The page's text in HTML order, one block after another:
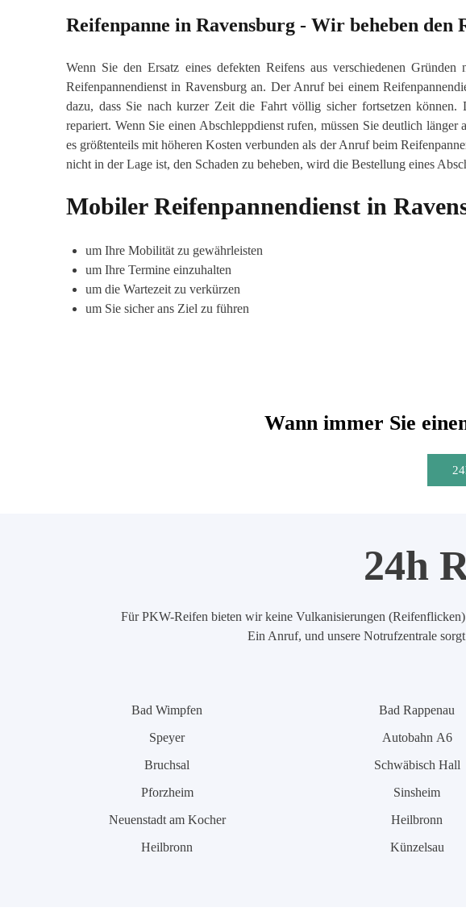
Reifenpanne in Ravensburg - Wir beheben den
Wenn Sie den Ersatz eines defekten Reifens aus verschiedenen
Reifenpannendienst in Ravensburg an. Der Anruf bei einem
dazu, dass Sie nach kurzer Zeit die Fahrt völlig sicher fortsetzen
repariert. Wenn Sie einen Abschleppdienst rufen, müssen Sie deutlich
es größtenteils mit höheren Kosten verbunden als der Anruf beim
nicht in der Lage ist, den Schaden zu beheben, wird die Bestellung eines
Mobiler Reifenpannendienst in
um Ihre Mobilität zu gewährleisten
um Ihre Termine einzuhalten
um die Wartezeit zu verkürzen
um Sie sicher ans Ziel zu führen
Wann immer Sie
24h
Für PKW-Reifen bieten wir keine Vulkanisierungen
Ein Anruf, und unsere Notrufzentrale
Bad Wimpfen
Speyer
Bruchsal
Pforzheim
Neuenstadt am Kocher
Heilbronn
Bad Rappenau
Autobahn A6
Schwäbisch Hall
Sinsheim
Heilbronn
Künzelsau